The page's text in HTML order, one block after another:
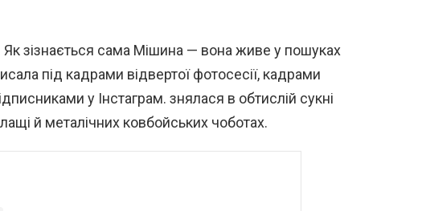
Як зізнається сама Мішина — вона живе у пошуках
під кадрами відвертої фотосесії, кадрами
у Інстаграм. знялася в обтислій сукні
й металічних ковбойських чоботах.